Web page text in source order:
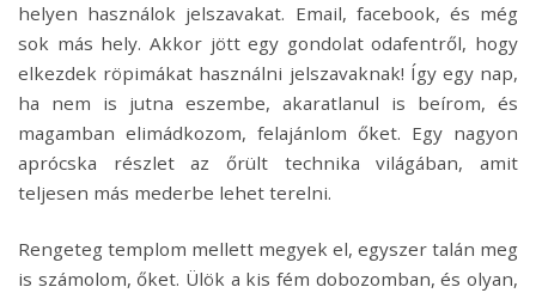
helyen használok jelszavakat. Email, facebook, és még
sok más hely. Akkor jött egy gondolat odafentről, hogy
elkezdek röpimákat használni jelszavaknak! Így egy nap,
ha nem is jutna eszembe, akaratlanul is beírom, és
magamban elimádkozom, felajánlom őket. Egy nagyon
aprócska részlet az őrült technika világában, amit
teljesen más mederbe lehet terelni.
Rengeteg templom mellett megyek el, egyszer talán meg
is számolom, őket. Ülök a kis fém dobozomban, és olyan,